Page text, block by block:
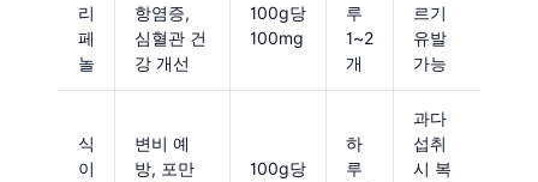
리
페
놀
항염증,
심혈관 건
강 개선
100g당
100mg
루
1~2
개
르기
유발
가능
식
이
변비 예
방, 포만
100g당
하
루
과다
섭취
시 복